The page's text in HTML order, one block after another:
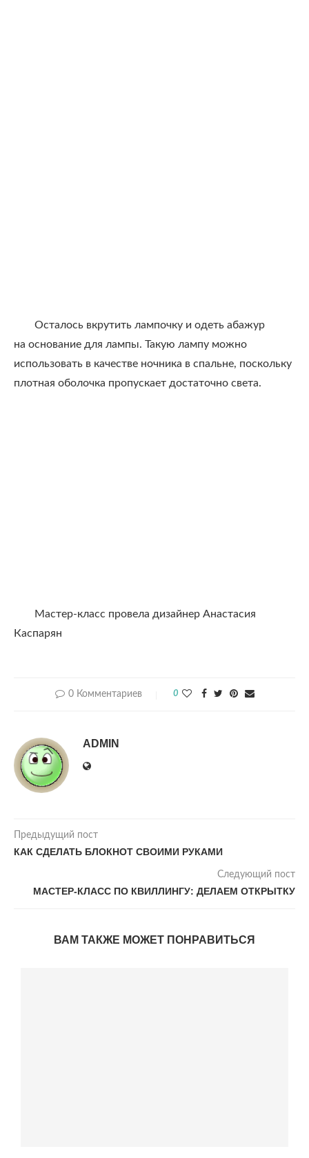
Осталось вкрутить лампочку и одеть абажур
на основание для лампы. Такую лампу можно
использовать в качестве ночника в спальне, поскольку
плотная оболочка пропускает достаточно света.
Мастер-класс провела дизайнер Анастасия
Каспарян
0 Комментариев 0
ADMIN
Предыдущий пост
КАК СДЕЛАТЬ БЛОКНОТ СВОИМИ РУКАМИ
Следующий пост
МАСТЕР-КЛАСС ПО КВИЛЛИНГУ: ДЕЛАЕМ ОТКРЫТКУ
ВАМ ТАКЖЕ МОЖЕТ ПОНРАВИТЬСЯ